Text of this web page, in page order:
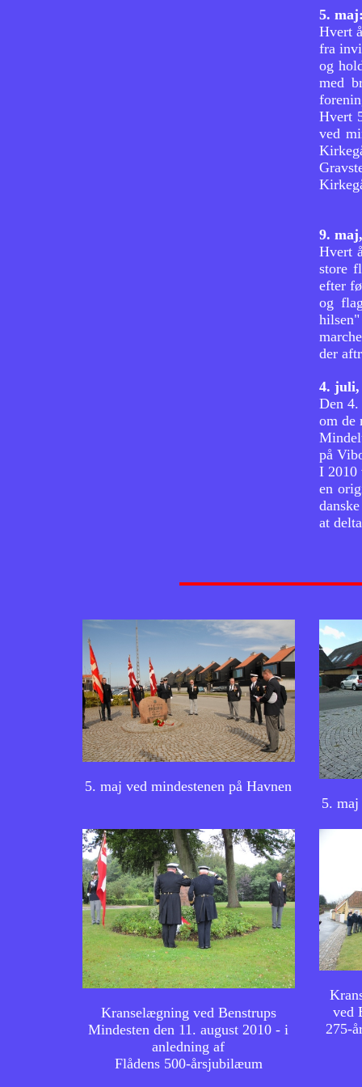
5. maj:
Hvert
fra
og
med
Hvert
ved
9.
Hvert
store
efter
og
der
4. juli,
Den
om de
på
I 2010
en
at
5. maj ved mindestenen på Havnen
5. maj
Kranselægning ved Benstrups
Mindesten den 11. august 2010 - i
anledning af
Flådens 500-årsjubilæum
ved
275-